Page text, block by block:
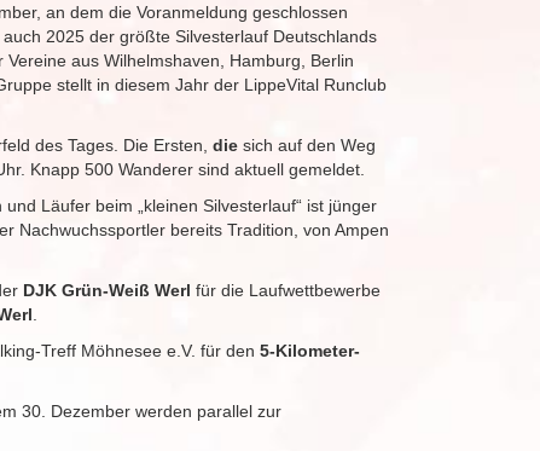
an dem die Voranmeldung geschlossen
2025 der größte Silvesterlauf Deutschlands
Vereine aus Wilhelmshaven, Hamburg, Berlin
stellt in diesem Jahr der LippeVital Runclub
des Tages. Die Ersten, die sich auf den Weg
Knapp 500 Wanderer sind aktuell gemeldet.
Läufer beim „kleinen Silvesterlauf“ ist jünger
Nachwuchssportler bereits Tradition, von Ampen
DJK Grün-Weiß Werl für die Laufwettbewerbe
Treff Möhnesee e.V. für den 5-Kilometer-
30. Dezember werden parallel zur